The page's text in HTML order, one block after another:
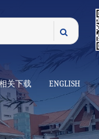
关下载 ENGLISH